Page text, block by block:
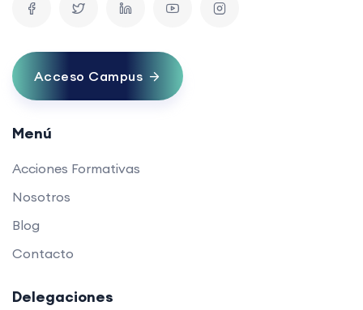
Acceso Campus
Menú
Acciones Formativas
Nosotros
Blog
Contacto
Delegaciones